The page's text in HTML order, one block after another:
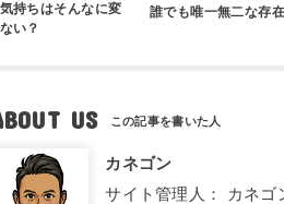
持ちはそんなに変
い？
誰でも唯一無二な存在
US
カネゴン
サイト管理人： カネゴ